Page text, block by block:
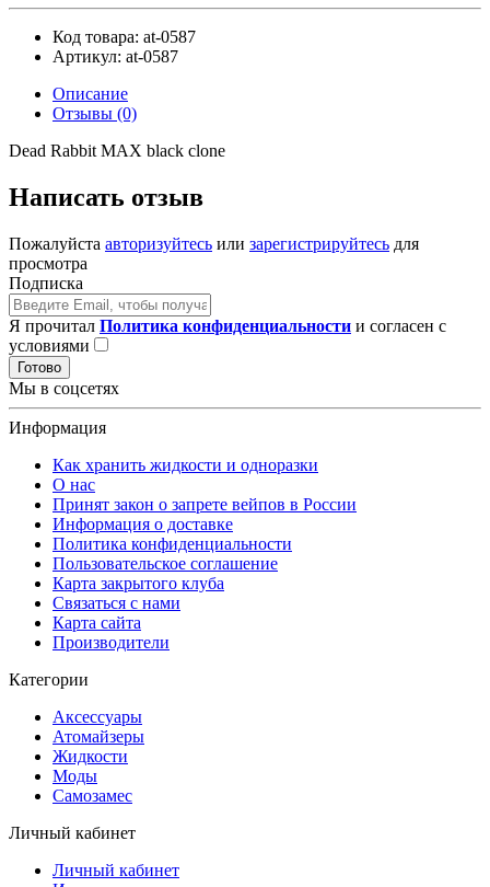
Код товара: at-0587
Артикул: at-0587
Описание
Отзывы (0)
Dead Rabbit MAX black clone
Написать отзыв
Пожалуйста авторизуйтесь или зарегистрируйтесь для
просмотра
Подписка
Я прочитал Политика конфиденциальности и согласен с
условиями
Готово
Мы в соцсетях
Информация
Как хранить жидкости и одноразки
О нас
Принят закон о запрете вейпов в России
Информация о доставке
Политика конфиденциальности
Пользовательское соглашение
Карта закрытого клуба
Связаться с нами
Карта сайта
Производители
Категории
Аксессуары
Атомайзеры
Жидкости
Моды
Самозамес
Личный кабинет
Личный кабинет